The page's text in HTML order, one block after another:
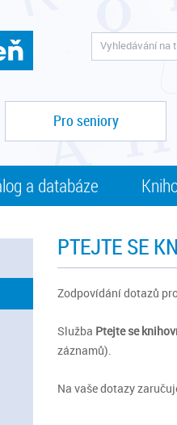
Pro seniory
a databáze
PTEJTE SE
Zodpovídání dotazů
Služba Ptejte se
záznamů).
Na vaše dotazy